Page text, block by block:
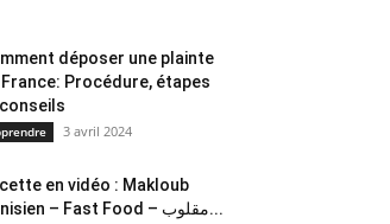
déposer une plainte
France: Procédure, étapes
3 avril 2024
en vidéo : Makloub
Tunisien – Fast Food – مقلوب...